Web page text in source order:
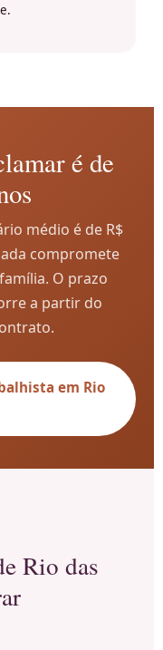
é de
médio é de R$
compromete
O prazo
a partir do
em Rio
Rio das